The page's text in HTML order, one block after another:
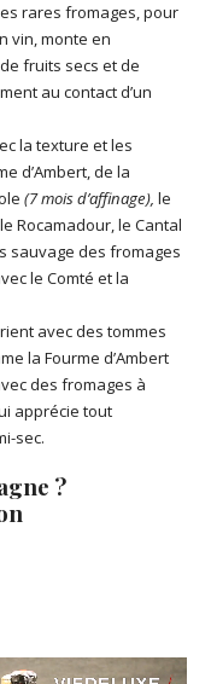
rares fromages, pour
vin, monte en
fruits secs et de
au contact d’un
la texture et les
d’Ambert, de la
(7 mois d’affinage), le
Rocamadour, le Cantal
sauvage des fromages
le Comté et la
avec des tommes
la Fourme d’Ambert
des fromages à
apprécie tout
sec.
?